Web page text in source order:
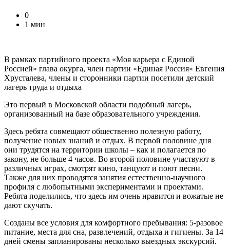
0
1 мин
В рамках партийного проекта «Моя карьера с Единой
Россией» глава окурга, член партии «Единая Россия» Евгения
Хрусталева, члены и сторонники партии посетили детский
лагерь труда и отдыха
Это первый в Московской области подобный лагерь,
организованный на базе образовательного учреждения.
Здесь ребята совмещают общественно полезную работу,
получение новых знаний и отдых. В первой половине дня
они трудятся на территории школы – как и полагается по
закону, не больше 4 часов. Во второй половине участвуют в
различных играх, смотрят кино, танцуют и поют песни.
Также для них проводятся занятия естественно-научного
профиля с любопытными экспериментами и проектами.
Ребята поделились, что здесь им очень нравится и вожатые не
дают скучать.
Созданы все условия для комфортного пребывания: 5-разовое
питание, места для сна, развлечений, отдыха и гигиены. За 14
дней смены запланированы несколько выездных экскурсий.